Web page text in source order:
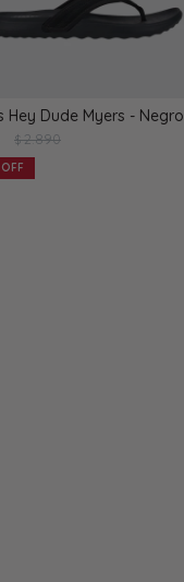
Hey Dude Myers - Negro
$ 2.890